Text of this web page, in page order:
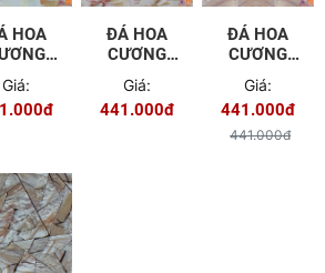
HOA
- 02
Giá:
ĐÁ HOA
CƯƠNG
-05
Giá:
441.000đ
ĐÁ HOA
CƯƠNG
- 06
Giá:
441.000đ
441.000đ